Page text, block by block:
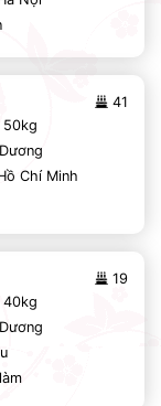
41
50kg
Chí Minh
19
40kg